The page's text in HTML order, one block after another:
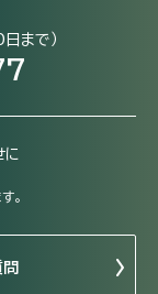
まで）
に
。